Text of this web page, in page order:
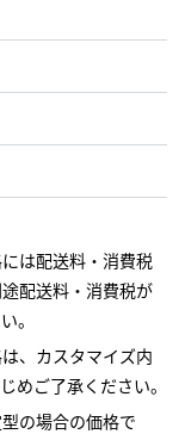
は配送料・消費税
配送料・消費税が
。
、カスタマイズ内
めご了承ください。
の場合の価格で